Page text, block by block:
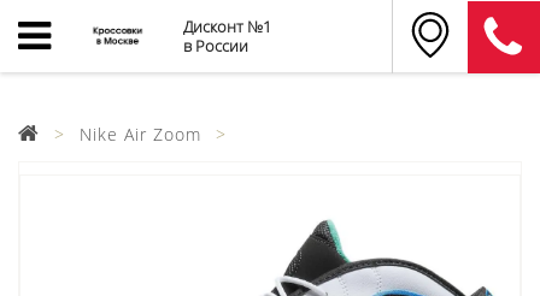
Дисконт №1
в России
Nike Air Zoom